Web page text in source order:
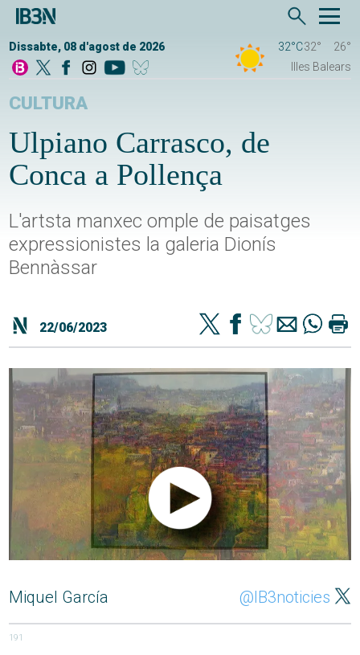
Dissabte, 08 d'agost de 2026 32°C32°
26°
Illes Balears
CULTURA
Ulpiano Carrasco, de
Conca a Pollença
L'artsta manxec omple de paisatges
expressionistes la galeria Dionís
Bennàssar
22/06/2023
Miquel García @IB3noticies
191